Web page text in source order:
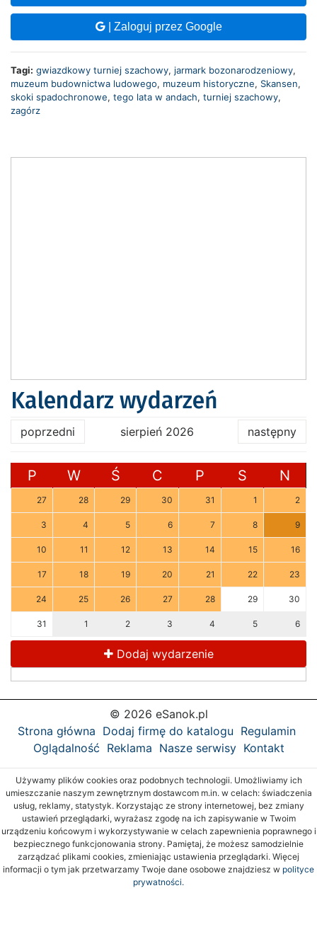
| Zaloguj przez Google
Tagi: gwiazdkowy turniej szachowy, jarmark bozonarodzeniowy,
muzeum budownictwa ludowego, muzeum historyczne, Skansen,
skoki spadochronowe, tego lata w andach, turniej szachowy,
zagórz
Kalendarz wydarzeń
poprzedni sierpień 2026 następny
P W Ś C P S N
27 28 29 30 31 1 2
3 4 5 6 7 8 9
10 11 12 13 14 15 16
17 18 19 20 21 22 23
24 25 26 27 28 29 30
31 1 2 3 4 5 6
Dodaj wydarzenie
© 2026 eSanok.pl
Strona główna Dodaj firmę do katalogu Regulamin
Oglądalność Reklama Nasze serwisy Kontakt
Używamy plików cookies oraz podobnych technologii. Umożliwiamy ich
umieszczanie naszym zewnętrznym dostawcom m.in. w celach: świadczenia
usług, reklamy, statystyk. Korzystając ze strony internetowej, bez zmiany
ustawień przeglądarki, wyrażasz zgodę na ich zapisywanie w Twoim
urządzeniu końcowym i wykorzystywanie w celach zapewnienia poprawnego i
bezpiecznego funkcjonowania strony. Pamiętaj, że możesz samodzielnie
zarządzać plikami cookies, zmieniając ustawienia przeglądarki. Więcej
informacji o tym jak przetwarzamy Twoje dane osobowe znajdziesz w polityce
prywatności.